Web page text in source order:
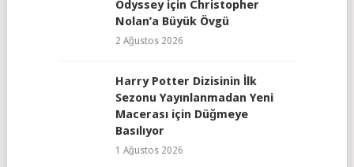
Odyssey için Christopher
Nolan’a Büyük Övgü
2 Ağustos 2026
Harry Potter Dizisinin İlk
Sezonu Yayınlanmadan Yeni
Macerası için Düğmeye
Basılıyor
1 Ağustos 2026